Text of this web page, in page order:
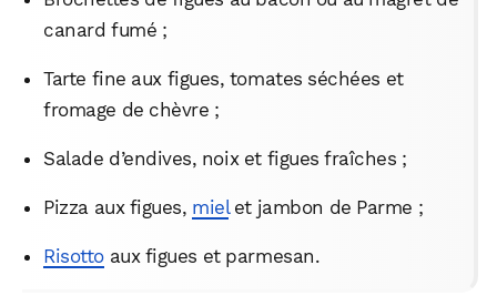
canard fumé ;
Tarte fine aux figues, tomates séchées et
fromage de chèvre ;
Salade d’endives, noix et figues fraîches ;
Pizza aux figues, mielet jambon de Parme ;
Risottoaux figues et parmesan.